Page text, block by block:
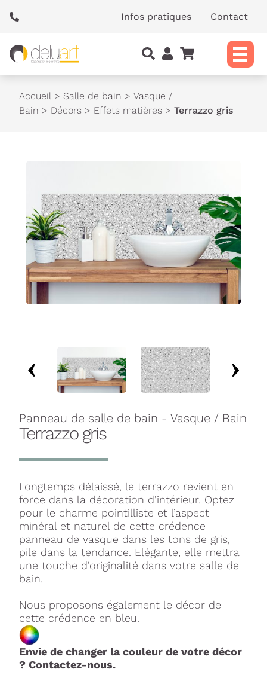
Infos pratiques Contact
Accueil > Salle de bain > Vasque /
Bain > Décors > Effets matières > Terrazzo gris
Panneau de salle de bain - Vasque / Bain
Terrazzo gris
Longtemps délaissé, le terrazzo revient en
force dans la décoration d’intérieur. Optez
pour le charme pointilliste et l’aspect
minéral et naturel de cette crédence
panneau de vasque dans les tons de gris,
pile dans la tendance. Elégante, elle mettra
une touche d’originalité dans votre salle de
bain.
Nous proposons également le décor de
cette crédence en bleu.
Envie de changer la couleur de votre décor
? Contactez-nous.